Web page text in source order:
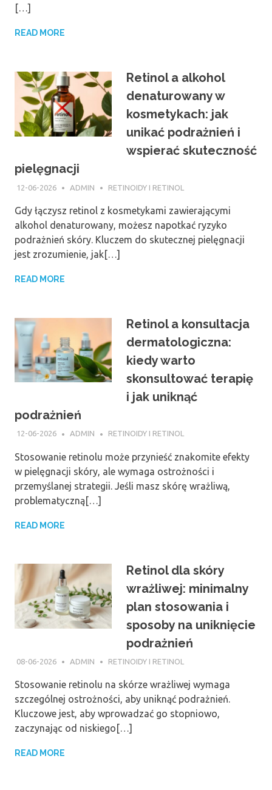
[…]
READ MORE
Retinol a alkohol
denaturowany w
kosmetykach: jak
unikać podrażnień i
wspierać skuteczność
pielęgnacji
12-06-2026 ADMIN RETINOIDY I RETINOL
Gdy łączysz retinol z kosmetykami zawierającymi
alkohol denaturowany, możesz napotkać ryzyko
podrażnień skóry. Kluczem do skutecznej pielęgnacji
jest zrozumienie, jak[…]
READ MORE
Retinol a konsultacja
dermatologiczna:
kiedy warto
skonsultować terapię
i jak uniknąć
podrażnień
12-06-2026 ADMIN RETINOIDY I RETINOL
Stosowanie retinolu może przynieść znakomite efekty
w pielęgnacji skóry, ale wymaga ostrożności i
przemyślanej strategii. Jeśli masz skórę wrażliwą,
problematyczną[…]
READ MORE
Retinol dla skóry
wrażliwej: minimalny
plan stosowania i
sposoby na uniknięcie
podrażnień
08-06-2026 ADMIN RETINOIDY I RETINOL
Stosowanie retinolu na skórze wrażliwej wymaga
szczególnej ostrożności, aby uniknąć podrażnień.
Kluczowe jest, aby wprowadzać go stopniowo,
zaczynając od niskiego[…]
READ MORE